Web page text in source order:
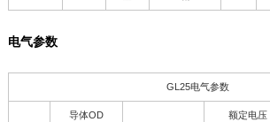
电气参数
GL25电气参数
导体OD
额定电压